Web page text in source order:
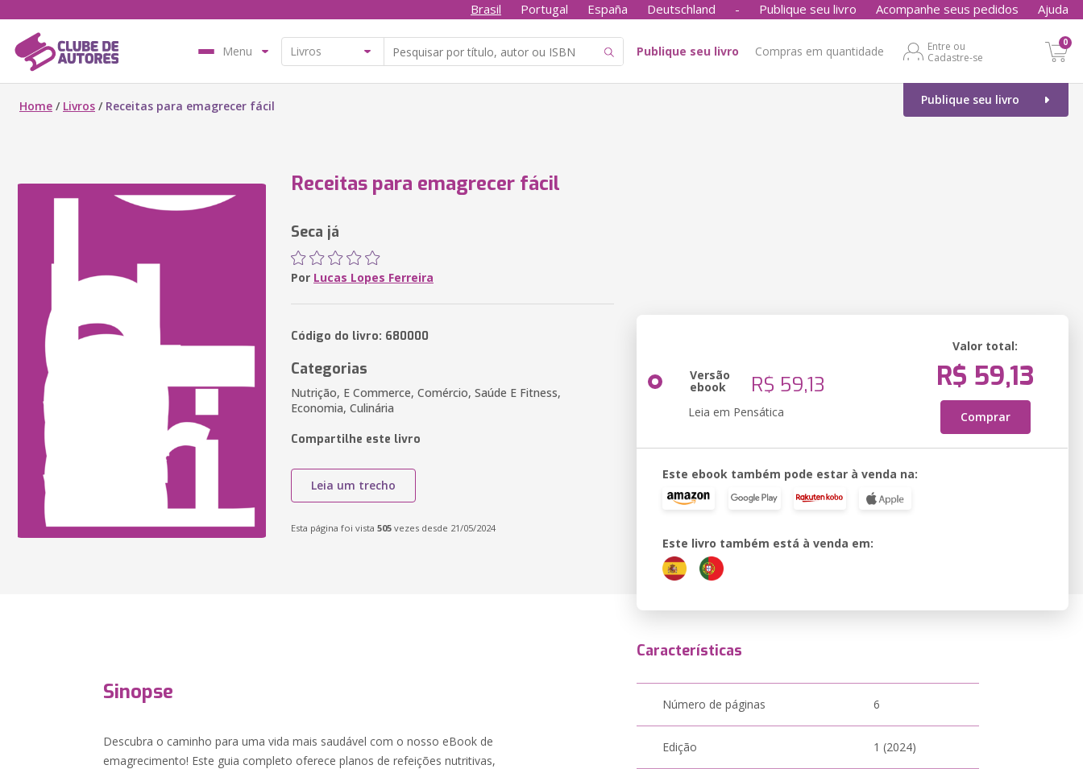
Brasil Portugal España Deutschland - Publique seu livro Acompanhe seus pedidos Ajuda
Menu Publique seu livro Compras em quantidade
Entre ou
Cadastre-se
0
Publique seu livro
Home / Livros / Receitas para emagrecer fácil
Receitas para emagrecer fácil
Seca já
Por Lucas Lopes Ferreira
Código do livro: 680000
Categorias
Nutrição, E Commerce, Comércio, Saúde E Fitness,
Economia, Culinária
Compartilhe este livro
Leia um trecho
Esta página foi vista 505 vezes desde 21/05/2024
Versão
ebook R$ 59,13
Leia em Pensática
Valor total:
R$ 59,13
Comprar
Este ebook também pode estar à venda na:
Este livro também está à venda em:
Sinopse
Descubra o caminho para uma vida mais saudável com o nosso eBook de
emagrecimento! Este guia completo oferece planos de refeições nutritivas,
Características
Número de páginas 6
Edição 1 (2024)